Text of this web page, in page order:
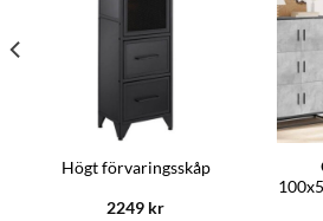
Högt förvaringsskåp
2249 kr